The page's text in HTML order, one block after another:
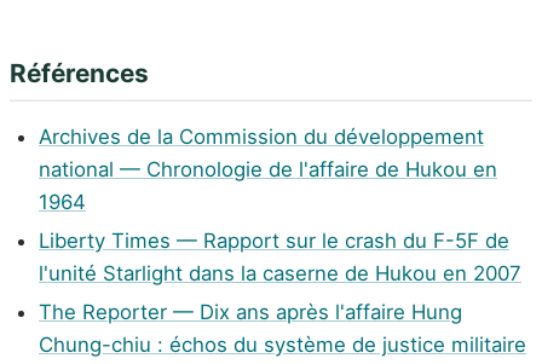
Références
Archives de la Commission du développement
national — Chronologie de l'affaire de Hukou en
1964
Liberty Times — Rapport sur le crash du F-5F de
l'unité Starlight dans la caserne de Hukou en 2007
The Reporter — Dix ans après l'affaire Hung
Chung-chiu : échos du système de justice militaire